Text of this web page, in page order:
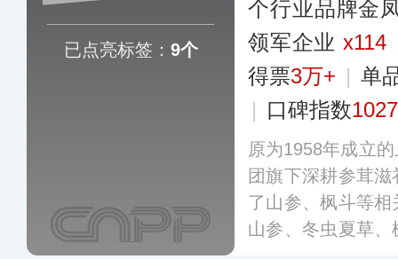
已点亮标签： 9个
个行业品牌金
领军企业 x114
得票3万+ | 单
| 口碑指数1027
原为1958年成立
团旗下深耕参茸
了山参、枫斗等
山参、冬虫夏草